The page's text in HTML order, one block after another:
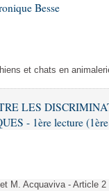
Besse
et chats en
LES
- 1ère lecture (1ère
M. Acquaviva - Article